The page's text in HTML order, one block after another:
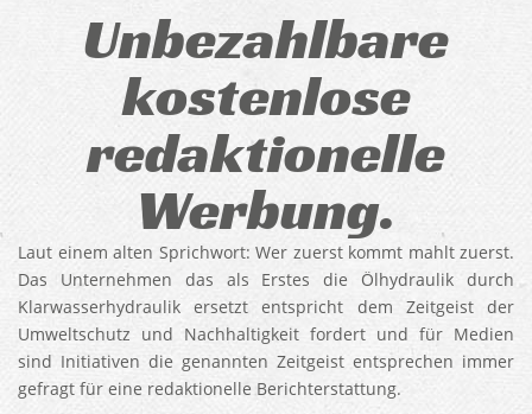
Unbezahlbare
kostenlose
redaktionelle
Werbung.
Laut einem alten Sprichwort: Wer zuerst kommt mahlt zuerst.
Das Unternehmen das als Erstes die Ölhydraulik durch
Klarwasserhydraulik ersetzt entspricht dem Zeitgeist der
Umweltschutz und Nachhaltigkeit fordert und für Medien
sind Initiativen die genannten Zeitgeist entsprechen immer
gefragt für eine redaktionelle Berichterstattung.